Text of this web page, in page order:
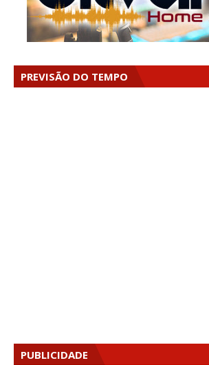
PREVISÃO DO TEMPO
PUBLICIDADE